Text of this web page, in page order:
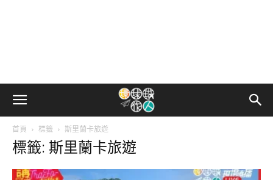
首頁 標籤 斯里蘭卡旅遊
標籤: 斯里蘭卡旅遊